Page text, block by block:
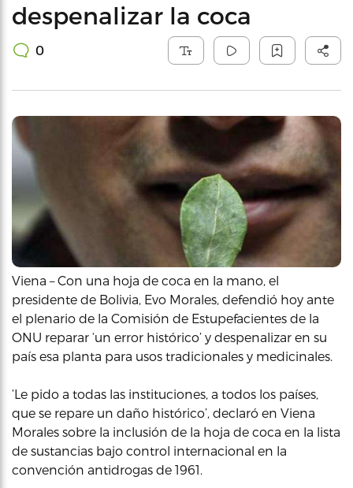
despenalizar la coca
0
Viena – Con una hoja de coca en la mano, el
presidente de Bolivia, Evo Morales, defendió hoy ante
el plenario de la Comisión de Estupefacientes de la
ONU reparar ‘un error histórico’ y despenalizar en su
país esa planta para usos tradicionales y medicinales.
‘Le pido a todas las instituciones, a todos los países,
que se repare un daño histórico’, declaró en Viena
Morales sobre la inclusión de la hoja de coca en la lista
de sustancias bajo control internacional en la
convención antidrogas de 1961.